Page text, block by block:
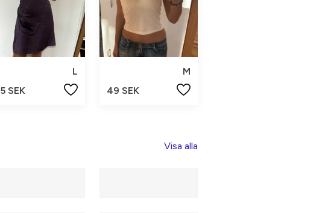
L
SEK
M
49 SEK
Visa alla